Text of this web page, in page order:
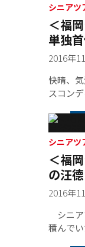
シニアツ
＜福
単独
平石、
2016年
快晴、
スコン
シニアツ
＜福
の汪
2016年
シニア
積んで